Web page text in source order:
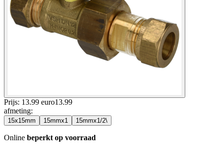
Prijs: 13.99 euro13.99
afmeting:
15x15mm 15mmx1 15mmx1/2\
Online beperkt op voorraad